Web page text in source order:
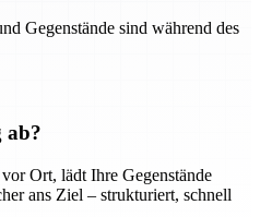
Gegenstände sind während des
ab?
Ort, lädt Ihre Gegenstände
ans Ziel – strukturiert, schnell